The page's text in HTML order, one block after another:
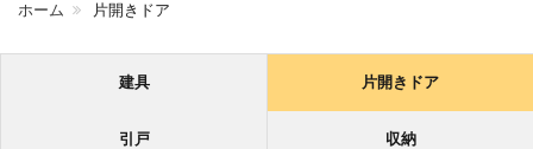
ホーム 片開きドア
建具 片開きドア
引戸 収納